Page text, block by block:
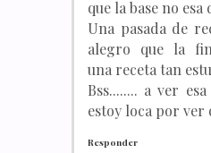
que la base no esa
Una pasada de
alegro que la
una receta tan
Bss........ a ver
estoy loca por ver
Responder